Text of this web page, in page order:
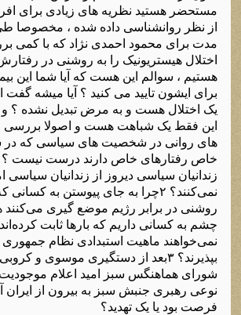
مستحضر هستید نظریه های زیادی برای
از نظر روانشناسی داده شده ، مخصوصا
مدت برای محمود احمدی نژاد که با کمی
اختلال هیستریونیک را به روشنی در
هستیم ، سوالم این هست که آیا شما این
برای ایشون تایید می کنید ؟ آیا میشه
یک اختلال هست و به مرض تبدیل نشده ؟ و
این فقط یک شباهت هست و اصولا بررسی
های روانی در شخصیت های سیاسی که در
زندانیان سیاسی دیروز از زندانیان سیاسی
نمی‌کنند؟ ۲چرا به جای پیوستن به کسانی
روشنی در برابر رژیم موضع گیری می‌کنند
چشم به کسانی داریم که بارها ثابت
نمی‌خواهند ماهیت استبدادی نظام جمهوری
بپذیرند؟ ۳بعد از دستگیری موسوی و
شورای هماهنگس سبز امید اعلام
نوعی رهبری جنبش سبز به بیرون از ایران
فرصت بود یا یک تهدید؟